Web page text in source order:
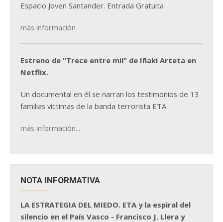
Espacio Joven Santander. Entrada Gratuita
más información
Estreno de "Trece entre mil" de Iñaki Arteta en
Netflix.
Un documental en él se narran los testimonios de 13
familias víctimas de la banda terrorista ETA.
más información...
NOTA INFORMATIVA
LA ESTRATEGIA DEL MIEDO. ETA y la espiral del
silencio en el País Vasco - Francisco J. Llera y